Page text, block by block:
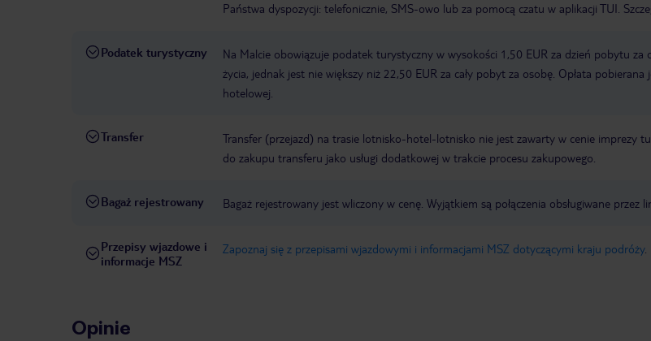
Państwa dyspozycji: telefonicznie, SMS-owo lub za pomocą czatu w aplikacji TUI.
Podatek turystyczny
Na Malcie obowiązuje podatek turystyczny w wysokości 1,50 EUR za dzień pobytu za
życia, jednak jest nie większy niż 22,50 EUR za cały pobyt za osobę. Opłata pobierana
hotelowej.
Transfer
Transfer (przejazd) na trasie lotnisko-hotel-lotnisko nie jest zawarty w cenie imprezy
do zakupu transferu jako usługi dodatkowej w trakcie procesu zakupowego.
Bagaż rejestrowany Bagaż rejestrowany jest wliczony w cenę. Wyjątkiem są połączenia obsługiwane przez
Przepisy wjazdowe i
informacje MSZ
Zapoznaj się z przepisami wjazdowymi i informacjami MSZ dotyczącymi kraju podróży.
Opinie